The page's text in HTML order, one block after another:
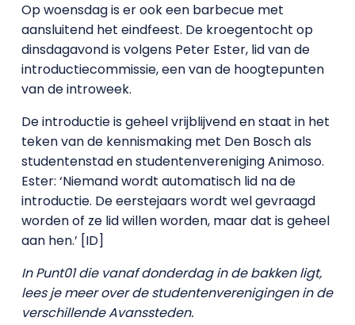
Op woensdag is er ook een barbecue met
aansluitend het eindfeest. De kroegentocht op
dinsdagavond is volgens Peter Ester, lid van de
introductiecommissie, een van de hoogtepunten
van de introweek.
De introductie is geheel vrijblijvend en staat in het
teken van de kennismaking met Den Bosch als
studentenstad en studentenvereniging Animoso.
Ester: ‘Niemand wordt automatisch lid na de
introductie. De eerstejaars wordt wel gevraagd
worden of ze lid willen worden, maar dat is geheel
aan hen.’ [ID]
In Punt01 die vanaf donderdag in de bakken ligt,
lees je meer over de studentenverenigingen in de
verschillende Avanssteden.